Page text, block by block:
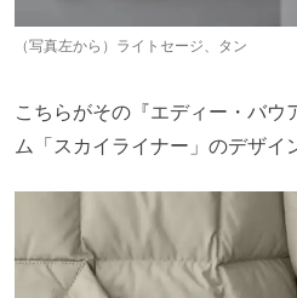
（写真左から）ライトセージ、タン
こちらがその『エディー・バウ
ム「スカイライナー」のデザイ